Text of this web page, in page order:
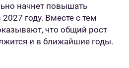
начнет повышать
году. Вместе с тем
что общий рост
и в ближайшие годы.